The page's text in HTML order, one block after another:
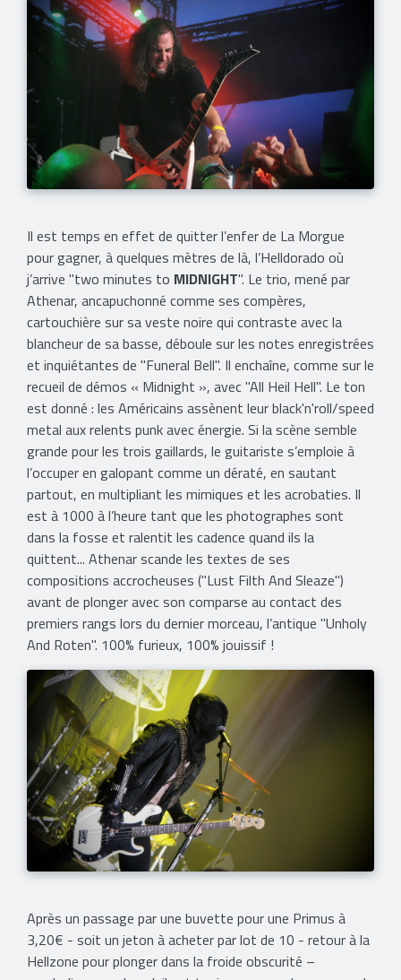
Il est temps en effet de quitter l’enfer de La Morgue
pour gagner, à quelques mètres de là, l’Helldorado où
j’arrive "two minutes to MIDNIGHT". Le trio, mené par
Athenar, ancapuchonné comme ses compères,
cartouchière sur sa veste noire qui contraste avec la
blancheur de sa basse, déboule sur les notes enregistrées
et inquiétantes de "Funeral Bell". Il enchaîne, comme sur le
recueil de démos « Midnight », avec "All Heil Hell". Le ton
est donné : les Américains assènent leur black'n'roll/speed
metal aux relents punk avec énergie. Si la scène semble
grande pour les trois gaillards, le guitariste s’emploie à
l’occuper en galopant comme un dératé, en sautant
partout, en multipliant les mimiques et les acrobaties. Il
est à 1000 à l’heure tant que les photographes sont
dans la fosse et ralentit les cadence quand ils la
quittent... Athenar scande les textes de ses
compositions accrocheuses ("Lust Filth And Sleaze")
avant de plonger avec son comparse au contact des
premiers rangs lors du dernier morceau, l’antique "Unholy
And Roten". 100% furieux, 100% jouissif !
Après un passage par une buvette pour une Primus à
3,20€ - soit un jeton à acheter par lot de 10 - retour à la
Hellzone pour plonger dans la froide obscurité –